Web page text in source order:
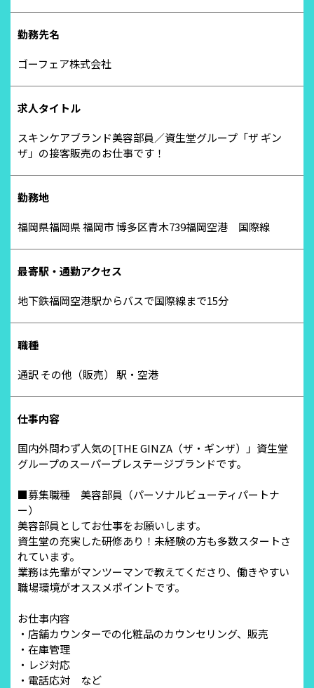
勤務先名
ゴーフェア株式会社
求人タイトル
スキンケアブランド美容部員／資生堂グループ「ザ ギン
ザ」の接客販売のお仕事です！
勤務地
福岡県福岡県 福岡市 博多区青木739福岡空港 国際線
最寄駅・通勤アクセス
地下鉄福岡空港駅からバスで国際線まで15分
職種
通訳 その他（販売） 駅・空港
仕事内容
国内外問わず人気の[THE GINZA（ザ・ギンザ）」資生堂
グループのスーパープレステージブランドです。
■募集職種 美容部員（パーソナルビューティパートナ
ー）
美容部員としてお仕事をお願いします。
資生堂の充実した研修あり！未経験の方も多数スタートさ
れています。
業務は先輩がマンツーマンで教えてくださり、働きやすい
職場環境がオススメポイントです。
お仕事内容
・店舗カウンターでの化粧品のカウンセリング、販売
・在庫管理
・レジ対応
・電話応対 など